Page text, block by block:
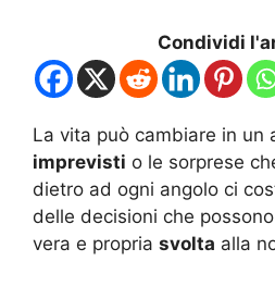
Condividi
La vita può cambiare in un
imprevisti o le sorprese
dietro ad ogni angolo ci
delle decisioni che
vera e propria svolta alla